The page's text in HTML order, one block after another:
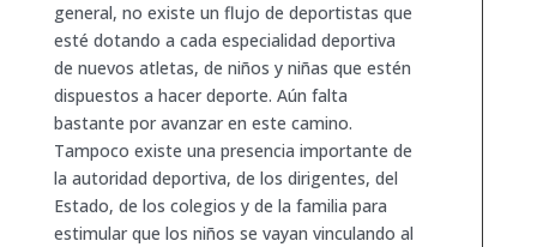
general, no existe un flujo de deportistas que
esté dotando a cada especialidad deportiva
de nuevos atletas, de niños y niñas que estén
dispuestos a hacer deporte. Aún falta
bastante por avanzar en este camino.
Tampoco existe una presencia importante de
la autoridad deportiva, de los dirigentes, del
Estado, de los colegios y de la familia para
estimular que los niños se vayan vinculando al